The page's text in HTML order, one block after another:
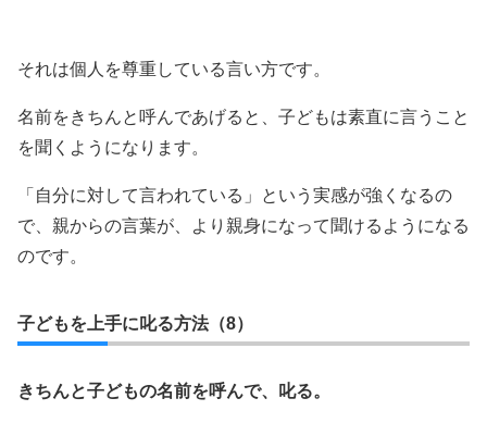
それは個人を尊重している言い方です。
名前をきちんと呼んであげると、子どもは素直に言うこと
を聞くようになります。
「自分に対して言われている」という実感が強くなるの
で、親からの言葉が、より親身になって聞けるようになる
のです。
子どもを上手に叱る方法（8）
きちんと子どもの名前を呼んで、叱る。